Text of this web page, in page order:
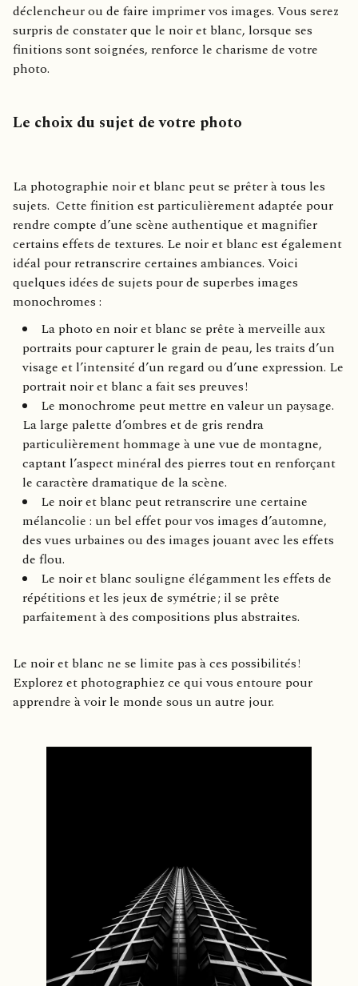
déclencheur ou de faire imprimer vos images. Vous serez
surpris de constater que le noir et blanc, lorsque ses
finitions sont soignées, renforce le charisme de votre
photo.
Le choix du sujet de votre photo
La photographie noir et blanc peut se prêter à tous les
sujets. Cette finition est particulièrement adaptée pour
rendre compte d’une scène authentique et magnifier
certains effets de textures. Le noir et blanc est également
idéal pour retranscrire certaines ambiances. Voici
quelques idées de sujets pour de superbes images
monochromes :
La photo en noir et blanc se prête à merveille aux
portraits pour capturer le grain de peau, les traits d’un
visage et l’intensité d’un regard ou d’une expression. Le
portrait noir et blanc a fait ses preuves !
Le monochrome peut mettre en valeur un paysage.
La large palette d’ombres et de gris rendra
particulièrement hommage à une vue de montagne,
captant l’aspect minéral des pierres tout en renforçant
le caractère dramatique de la scène.
Le noir et blanc peut retranscrire une certaine
mélancolie : un bel effet pour vos images d’automne,
des vues urbaines ou des images jouant avec les effets
de flou.
Le noir et blanc souligne élégamment les effets de
répétitions et les jeux de symétrie ; il se prête
parfaitement à des compositions plus abstraites.
Le noir et blanc ne se limite pas à ces possibilités !
Explorez et photographiez ce qui vous entoure pour
apprendre à voir le monde sous un autre jour.